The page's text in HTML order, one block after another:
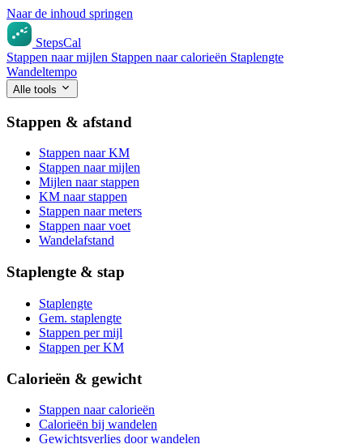
Naar de inhoud springen
StepsCal
Stappen naar mijlen Stappen naar calorieën Staplengte
Wandeltempo
Alle tools
Stappen & afstand
Stappen naar KM
Stappen naar mijlen
Mijlen naar stappen
KM naar stappen
Stappen naar meters
Stappen naar voet
Wandelafstand
Staplengte & stap
Staplengte
Gem. staplengte
Stappen per mijl
Stappen per KM
Calorieën & gewicht
Stappen naar calorieën
Calorieën bij wandelen
Gewichtsverlies door wandelen